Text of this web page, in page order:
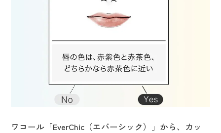
ワコール「EverChic（エバーシック）」から、カッ